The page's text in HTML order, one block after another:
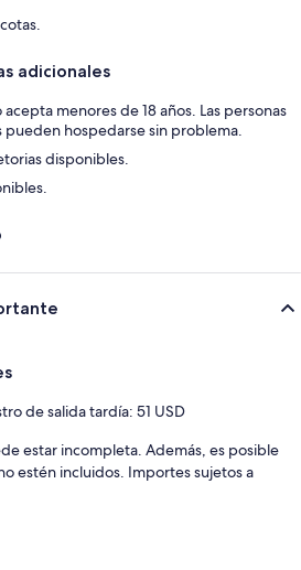
adicionales
menores de 18 años. Las personas
pueden hospedarse sin problema.
disponibles.
de salida tardía: 51 USD
estar incompleta. Además, es posible
estén incluidos. Importes sujetos a